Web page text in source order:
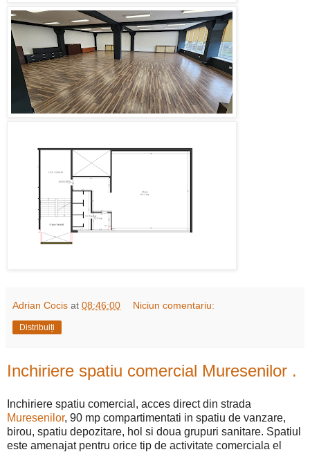
Adrian Cocis at 08:46:00 Niciun comentariu:
Distribuiți
Inchiriere spatiu comercial Muresenilor .
Inchiriere spatiu comercial, acces direct din strada
Muresenilor, 90 mp compartimentati in spatiu de vanzare,
birou, spatiu depozitare, hol si doua grupuri sanitare. Spatiul
este amenajat pentru orice tip de activitate comerciala el